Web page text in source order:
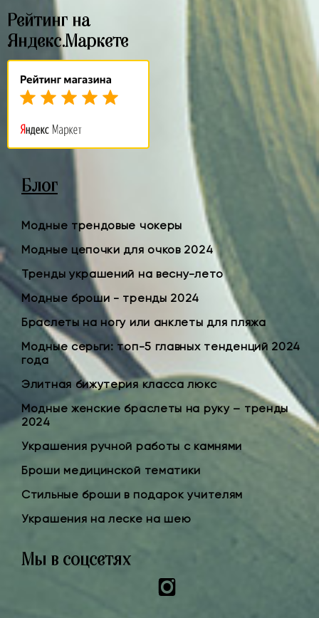
Рейтинг на
Яндекс.Маркете
Блог
Модные трендовые чокеры
Модные цепочки для очков 2024
Тренды украшений на весну-лето
Модные броши - тренды 2024
Браслеты на ногу или анклеты для пляжа
Модные серьги: топ-5 главных тенденций 2024
года
Элитная бижутерия класса люкс
Модные женские браслеты на руку – тренды
2024
Украшения ручной работы с камнями
Броши медицинской тематики
Стильные броши в подарок учителям
Украшения на леске на шею
Мы в соцсетях
Instagram